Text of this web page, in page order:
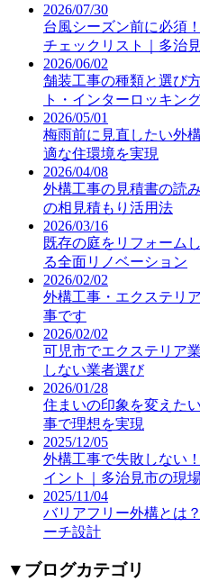
2026/07/30
台風シーズン前に必須
チェックリスト｜多治
2026/06/02
舗装工事の種類と選び
ト・インターロッキン
2026/05/01
梅雨前に見直したい外
適な住環境を実現
2026/04/08
外構工事の見積書の読
の相見積もり活用法
2026/03/16
既存の庭をリフォーム
る全面リノベーション
2026/02/02
外構工事・エクステリ
事です
2026/02/02
可児市でエクステリア
しない業者選び
2026/01/28
住まいの印象を変えた
事で理想を実現
2025/12/05
外構工事で失敗しない
イント｜多治見市の現
2025/11/04
バリアフリー外構とは
ーチ設計
▼ ブログカテゴリ